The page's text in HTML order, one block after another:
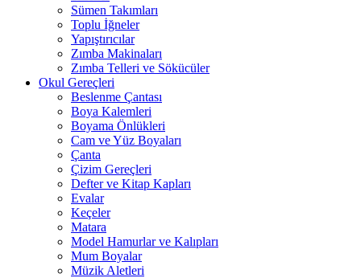
Sümen Takımları
Toplu İğneler
Yapıştırıcılar
Zımba Makinaları
Zımba Telleri ve Sökücüler
Okul Gereçleri
Beslenme Çantası
Boya Kalemleri
Boyama Önlükleri
Cam ve Yüz Boyaları
Çanta
Çizim Gereçleri
Defter ve Kitap Kapları
Evalar
Keçeler
Matara
Model Hamurlar ve Kalıpları
Mum Boyalar
Müzik Aletleri